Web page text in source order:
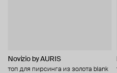
Novizio by AURIS
топ для пирсинга из золота blank